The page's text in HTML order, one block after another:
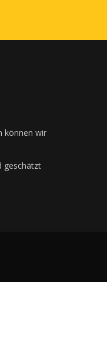
können wir
geschätzt